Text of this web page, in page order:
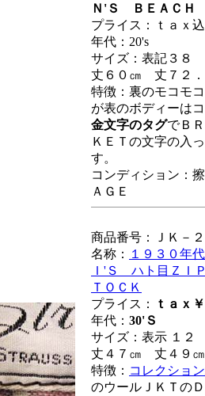
Ｎ'Ｓ ＢＥＡＣＨ
プライス：ｔａｘ
年代：20's
サイズ：表記３８
丈６０㎝ 丈７２．
特徴：裏のモコモ
が表のボディーは
金文字のタグでＢ
ＫＥＴの文字の入
す。
コンディション：
ＡＧＥ
商品番号：ＪＫ－２
名称：
１９３０年
Ｉ'Ｓ ハト目Ｚ
ＴＯＣＫ
プライス：
ｔａｘ
年代： 30'Ｓ
サイズ：表示 １
丈４７㎝ 丈４９㎝
特徴： コレクショ
のウールＪＫＴの